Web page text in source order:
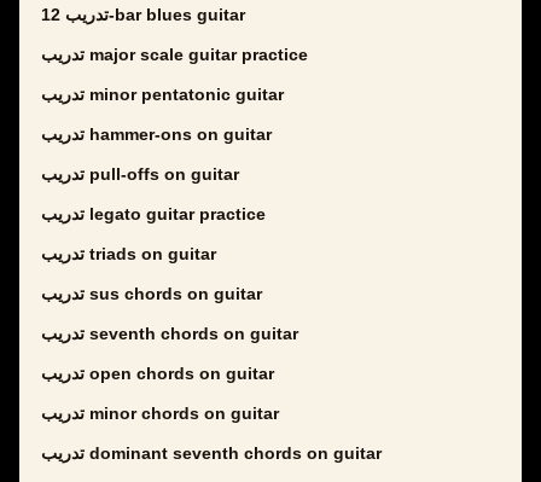
تدريب 12-bar blues guitar
تدريب major scale guitar practice
تدريب minor pentatonic guitar
تدريب hammer-ons on guitar
تدريب pull-offs on guitar
تدريب legato guitar practice
تدريب triads on guitar
تدريب sus chords on guitar
تدريب seventh chords on guitar
تدريب open chords on guitar
تدريب minor chords on guitar
تدريب dominant seventh chords on guitar